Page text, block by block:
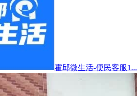
霍邱微生活-便民客服1...